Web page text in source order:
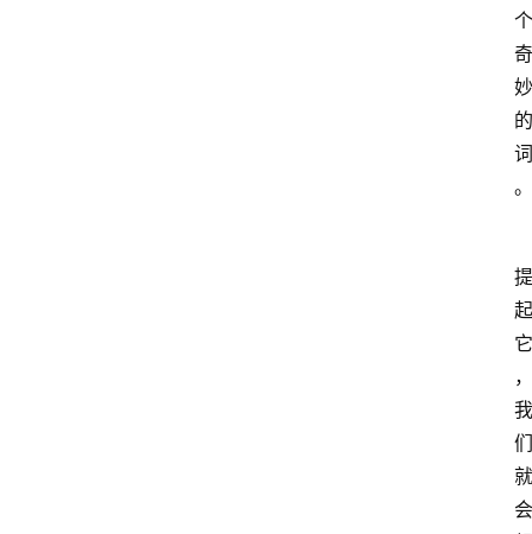
个
奇
妙
的
词
。
提
起
它
，
我
们
就
会